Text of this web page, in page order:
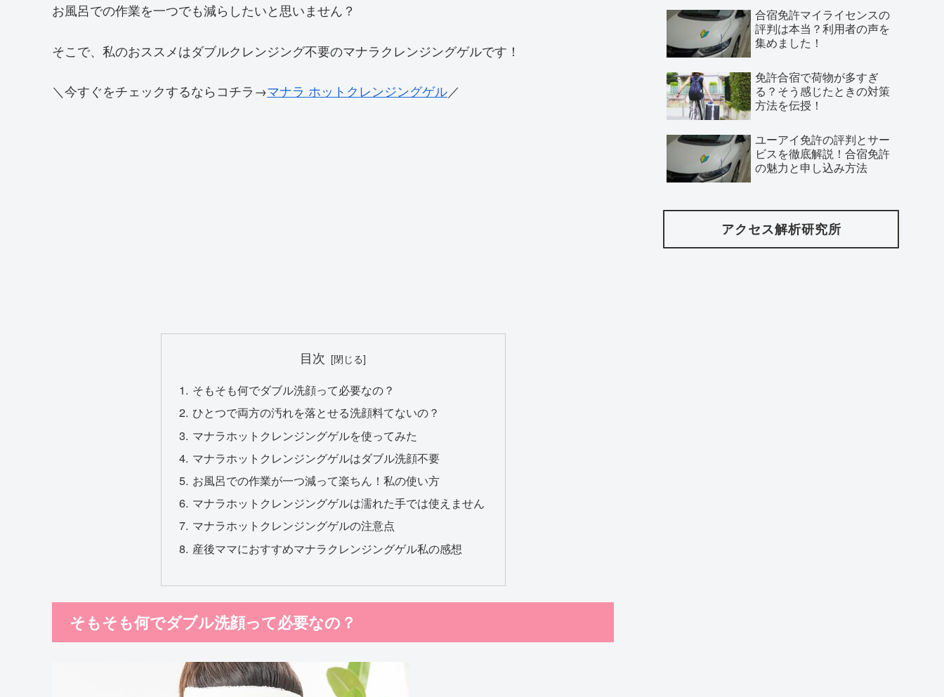
お風呂での作業を一つでも減らしたいと思いません？
そこで、私のおススメはダブルクレンジング不要のマナラクレンジングゲルです！
＼今すぐをチェックするならコチラ→マナラ ホットクレンジングゲル／
目次
そもそも何でダブル洗顔って必要なの？
ひとつで両方の汚れを落とせる洗顔料てないの？
マナラホットクレンジングゲルを使ってみた
マナラホットクレンジングゲルはダブル洗顔不要
お風呂での作業が一つ減って楽ちん！私の使い方
マナラホットクレンジングゲルは濡れた手では使えません
マナラホットクレンジングゲルの注意点
産後ママにおすすめマナラクレンジングゲル私の感想
そもそも何でダブル洗顔って必要なの？
合宿免許マイライセンスの
評判は本当？利用者の声を
集めました！
免許合宿で荷物が多すぎ
る？そう感じたときの対策
方法を伝授！
ユーアイ免許の評判とサー
ビスを徹底解説！合宿免許
の魅力と申し込み方法
アクセス解析研究所